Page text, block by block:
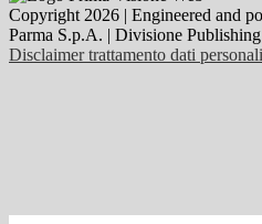
Copyright 2026 | Engineered and
Parma S.p.A. | Divisione
Disclaimer trattamento dati personali